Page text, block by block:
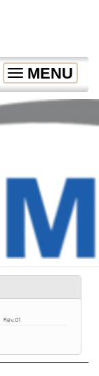
Toggle
navigation
MENU
Rev.01